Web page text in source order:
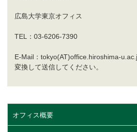
広島大学東京オフィス
TEL：03-6206-7390
E-Mail：tokyo(AT)office.hiroshima-
変換して送信してください。
オフィス概要